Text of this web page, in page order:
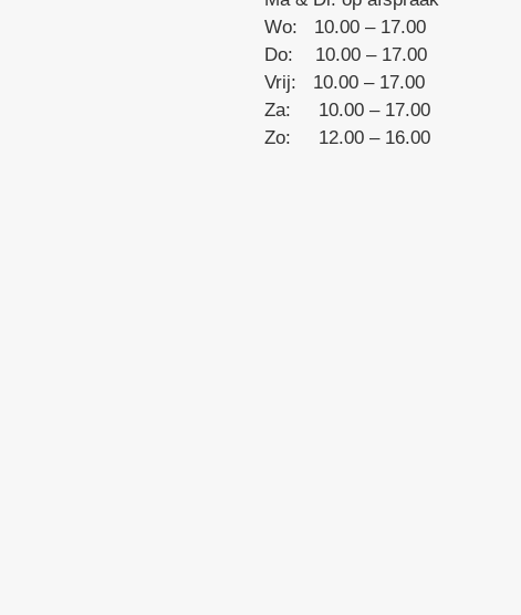
Wo: 10.00 – 17.00
Do: 10.00 – 17.00
Vrij: 10.00 – 17.00
Za: 10.00 – 17.00
Zo: 12.00 – 16.00